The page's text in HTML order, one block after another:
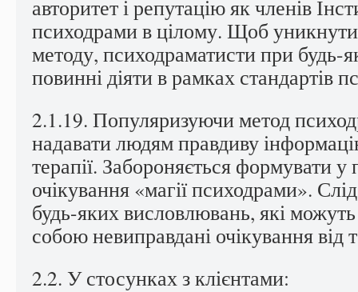
авторитет і репутацію як членів
психодрами в цілому. Щоб уникнути
методу, психодраматисти при будь-
повинні діяти в рамках стандартів
2.1.19. Популяризуючи метод
надавати людям правдиву
терапії. Забороняється формувати у
очікування «магії психодрами».
будь-яких висловлювань, які
собою невиправдані очікування від
2.2. У стосунках з клієнтами: